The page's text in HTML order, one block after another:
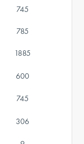
745
785
1885
600
745
306